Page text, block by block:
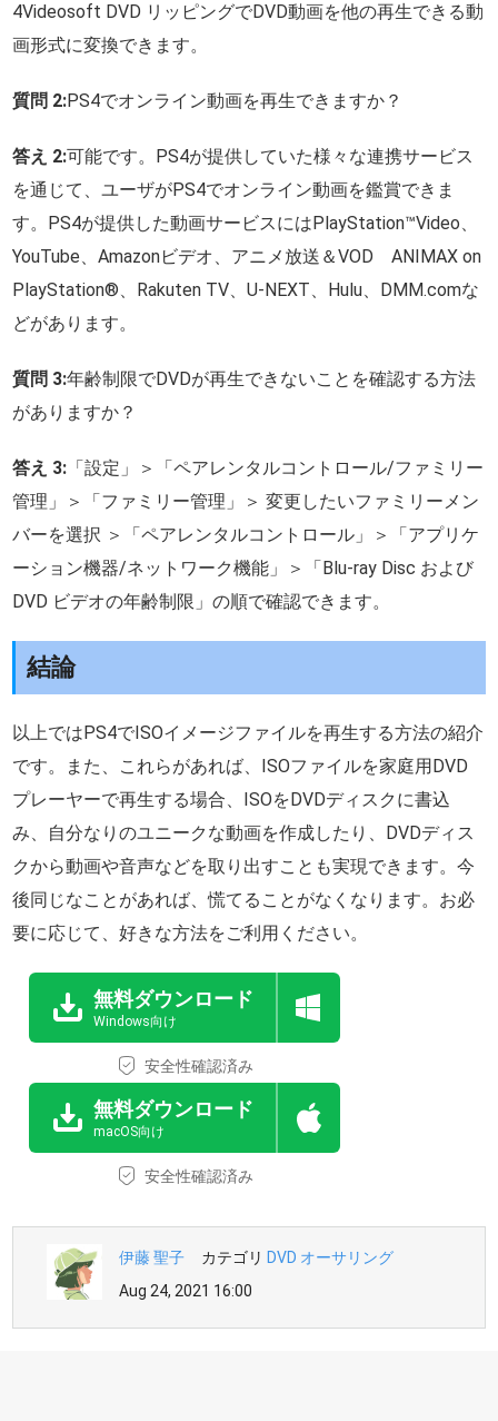
4Videosoft DVD リッピングでDVD動画を他の再生できる動
画形式に変換できます。
質問 2:PS4でオンライン動画を再生できますか？
答え 2:可能です。PS4が提供していた様々な連携サービス
を通じて、ユーザがPS4でオンライン動画を鑑賞できま
す。PS4が提供した動画サービスにはPlayStation™Video、
YouTube、Amazonビデオ、アニメ放送＆VOD ANIMAX on
PlayStation®、Rakuten TV、U-NEXT、Hulu、DMM.comな
どがあります。
質問 3:年齢制限でDVDが再生できないことを確認する方法
がありますか？
答え 3: 「設定」＞「ペアレンタルコントロール/ファミリー
管理」＞「ファミリー管理」＞ 変更したいファミリーメン
バーを選択 ＞「ペアレンタルコントロール」＞「アプリケ
ーション機器/ネットワーク機能」＞「Blu-ray Disc および
DVD ビデオの年齢制限」の順で確認できます。
結論
以上ではPS4でISOイメージファイルを再生する方法の紹介
です。また、これらがあれば、ISOファイルを家庭用DVD
プレーヤーで再生する場合、ISOをDVDディスクに書込
み、自分なりのユニークな動画を作成したり、DVDディス
クから動画や音声などを取り出すことも実現できます。今
後同じなことがあれば、慌てることがなくなります。お必
要に応じて、好きな方法をご利用ください。
無料ダウンロード
Windows向け
安全性確認済み
無料ダウンロード
macOS向け
安全性確認済み
伊藤 聖子 カテゴリ DVD オーサリング
Aug 24, 2021 16:00